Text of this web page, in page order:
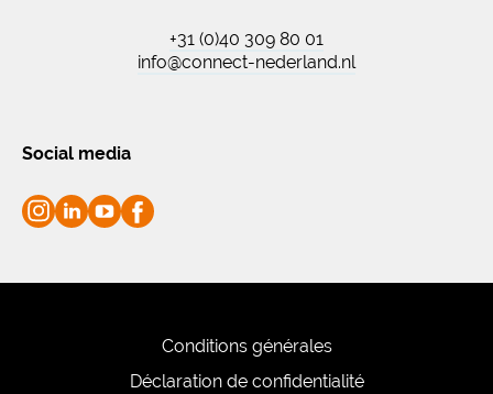
+31 (0)40 309 80 01
info@connect-nederland.nl
Social media
Conditions générales
Déclaration de confidentialité